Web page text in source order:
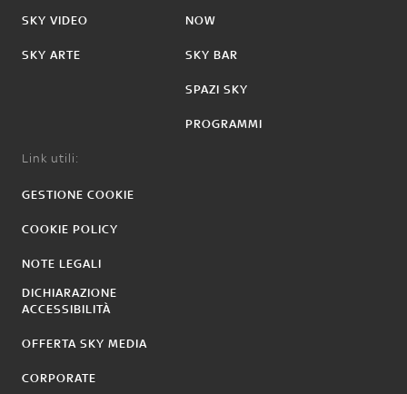
SKY VIDEO
SKY ARTE
NOW
SKY BAR
SPAZI SKY
PROGRAMMI
Link utili:
GESTIONE COOKIE
COOKIE POLICY
NOTE LEGALI
DICHIARAZIONE
ACCESSIBILITÀ
OFFERTA SKY MEDIA
CORPORATE